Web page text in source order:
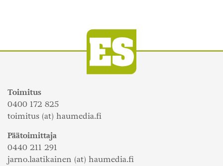
Toimitus
0400 172 825
toimitus (at) haumedia.fi
Päätoimittaja
0440 211 291
jarno.laatikainen (at) haumedia.fi